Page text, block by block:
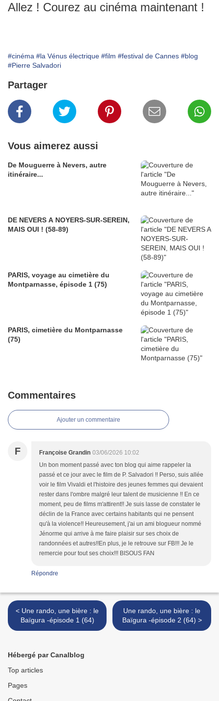
Allez ! Courez au cinéma maintenant !
#cinéma #la Vénus électrique #film #festival de Cannes #blog
#Pierre Salvadori
Partager
Vous aimerez aussi
De Mouguerre à Nevers, autre
itinéraire...
DE NEVERS A NOYERS-SUR-SEREIN,
MAIS OUI ! (58-89)
PARIS, voyage au cimetière du
Montparnasse, épisode 1 (75)
PARIS, cimetière du Montparnasse
(75)
Commentaires
Ajouter un commentaire
F Françoise Grandin 03/06/2026 10:02
Un bon moment passé avec ton blog qui aime rappeler la
passé et ce jour avec le film de P. Salvadori !! Perso, suis allée
voir le film Vivaldi et l'histoire des jeunes femmes qui devaient
rester dans l'ombre malgré leur talent de musicienne !! En ce
moment, peu de films m'attirent!! Je suis lasse de constater le
déclin de la France avec certains habitants qui ne pensent
qu'à la violence!! Heureusement, j'ai un ami blogueur nommé
Jénorme qui arrive à me faire plaisir sur ses choix de
randonnées et autres!!En plus, je le retrouve sur FB!!! Je le
remercie pour tout ses choix!!! BISOUS FAN
Répondre
< Une rando, une bière : le
Baïgura -épisode 1 (64)
Une rando, une bière : le
Baïgura -épisode 2 (64) >
Hébergé par Canalblog
Top articles
Pages